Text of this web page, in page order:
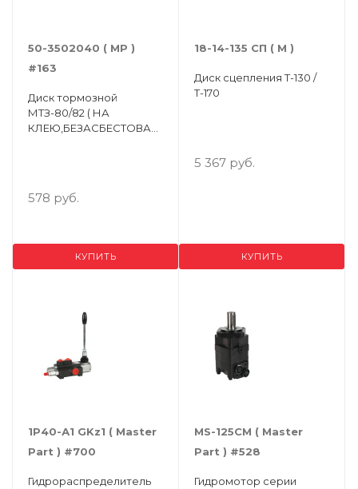
50-3502040 ( МР )
#163
Диск тормозной
МТЗ-80/82 ( НА
КЛЕЮ,БЕЗАСБЕСТОВАЯ
578 руб.
КУПИТЬ
18-14-135 СП ( М )
Диск сцепления Т-130 /
Т-170
5 367 руб.
КУПИТЬ
1Р40-А1 GKz1 ( Master
Part ) #700
Гидрораспределитель
MS-125CM ( Master
Part ) #528
Гидромотор серии